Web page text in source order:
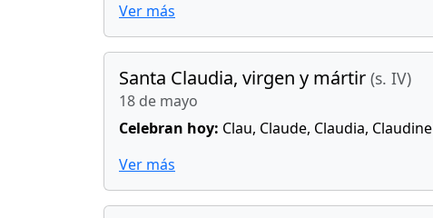
Ver más
Santa Claudia, virgen y mártir (s. IV)
18 de mayo
Celebran hoy: Clau, Claude, Claudia,
Ver más